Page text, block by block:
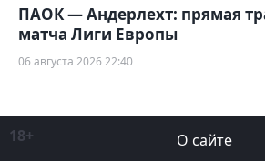
ПАОК — Андерлехт: прямая
матча Лиги Европы
06 августа 2026 22:40
18+
О сайте